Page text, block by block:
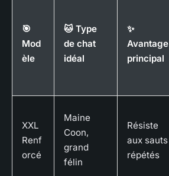
🎯
Mod
èle
🐱 Type
de chat
idéal
✨
Avantage
principal
XXL
Renf
orcé
Maine
Coon,
grand
félin
Résiste
aux sauts
répétés